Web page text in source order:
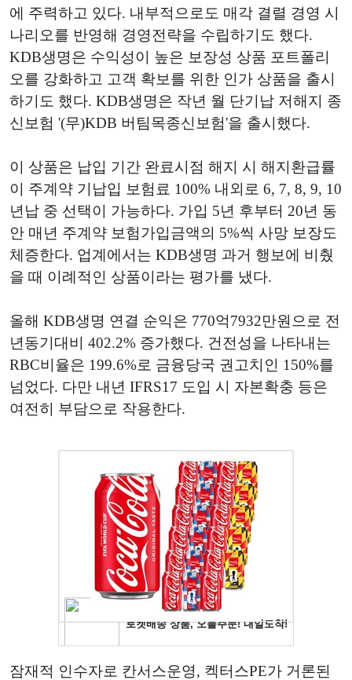
에 주력하고 있다. 내부적으로도 매각 결렬 경영 시
나리오를 반영해 경영전략을 수립하기도 했다.
KDB생명은 수익성이 높은 보장성 상품 포트폴리
오를 강화하고 고객 확보를 위한 인가 상품을 출시
하기도 했다. KDB생명은 작년 월 단기납 저해지 종
신보험 '(무)KDB 버팀목종신보험'을 출시했다.
이 상품은 납입 기간 완료시점 해지 시 해지환급률
이 주계약 기납입 보험료 100% 내외로 6, 7, 8, 9, 10
년납 중 선택이 가능하다. 가입 5년 후부터 20년 동
안 매년 주계약 보험가입금액의 5%씩 사망 보장도
체증한다. 업계에서는 KDB생명 과거 행보에 비췄
을 때 이례적인 상품이라는 평가를 냈다.
올해 KDB생명 연결 순익은 770억7932만원으로 전
년동기대비 402.2% 증가했다. 건전성을 나타내는
RBC비율은 199.6%로 금융당국 권고치인 150%를
넘었다. 다만 내년 IFRS17 도입 시 자본확충 등은
여전히 부담으로 작용한다.
잠재적 인수자로 칸서스운영, 켁터스PE가 거론된